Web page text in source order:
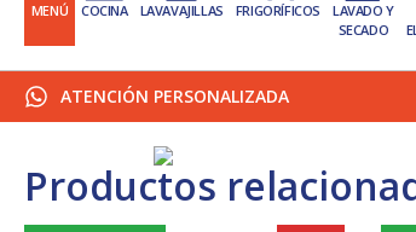
MENÚ COCINA LAVAVAJILLAS FRIGORÍFICOS
LAVADO Y
SECADO
ATENCIÓN PERSONALIZADA
Productos